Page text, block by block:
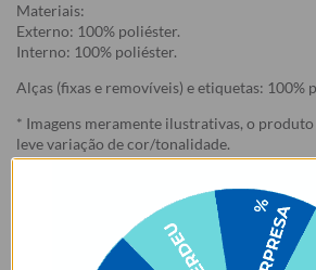
Materiais:
Externo: 100% poliéster.
Interno: 100% poliéster.
Alças (fixas e removíveis) e etiquetas: 100%
* Imagens meramente ilustrativas, o
leve variação de cor/tonalidade.
- Os nossos produtos personalizados (
customizados com nome/foto ) são feitos